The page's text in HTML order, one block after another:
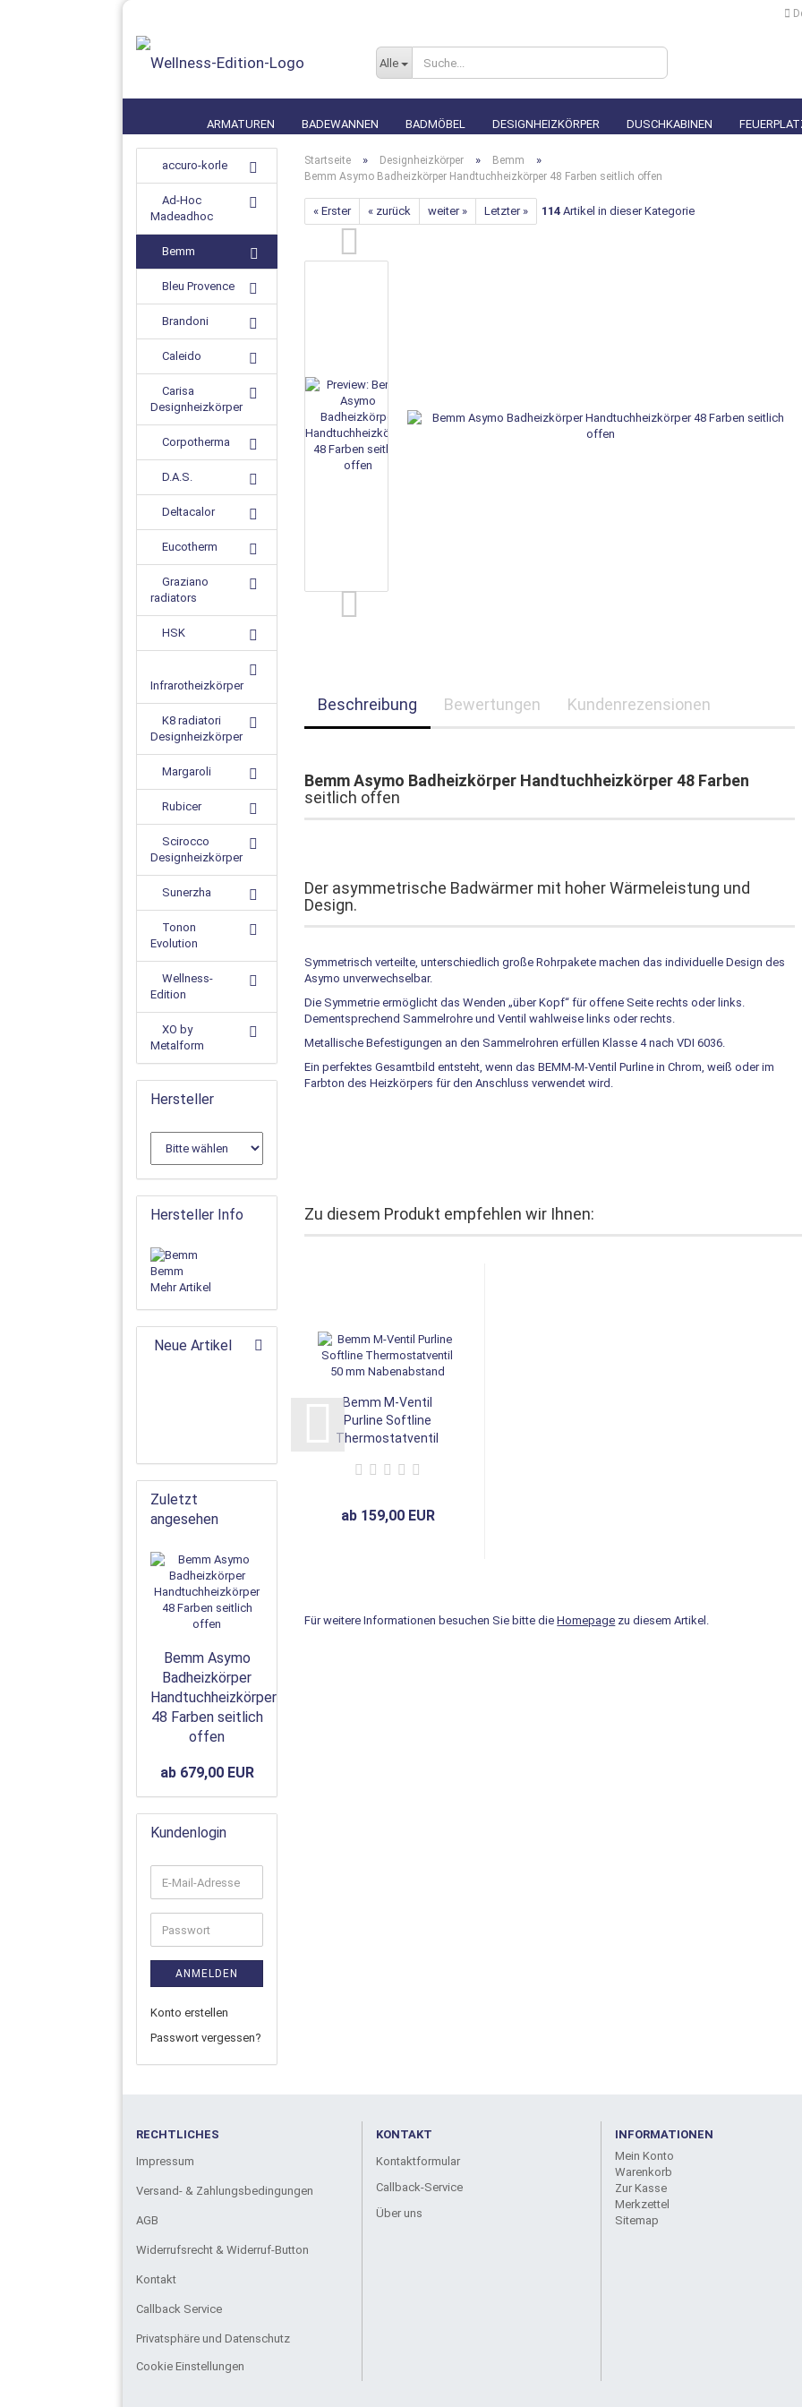
Alle
ARMATUREN BADEWANNEN BADMÖBEL DESIGNHEIZKÖRPER DUSCHKABINEN
Startseite » Designheizkörper » Bemm »
Bemm Asymo Badheizkörper Handtuchheizkörper 48 Farben seitlich offen
« Erster « zurück weiter » Letzter » 114 Artikel in dieser Kategorie
Beschreibung Bewertungen Kundenrezensionen
Bemm Asymo Badheizkörper Handtuchheizkörper 48 Farben
seitlich offen
Der asymmetrische Badwärmer mit hoher Wärmeleistung und
Design.
Symmetrisch verteilte, unterschiedlich große Rohrpakete machen das individuelle Design des
Asymo unverwechselbar.
Die Symmetrie ermöglicht das Wenden „über Kopf“ für offene Seite rechts oder links.
Dementsprechend Sammelrohre und Ventil wahlweise links oder rechts.
Metallische Befestigungen an den Sammelrohren erfüllen Klasse 4 nach VDI 6036.
Ein perfektes Gesamtbild entsteht, wenn das BEMM-M-Ventil Purline in Chrom, weiß oder im
Farbton des Heizkörpers für den Anschluss verwendet wird.
Zu diesem Produkt empfehlen wir Ihnen:
Bemm M-Ventil
Purline Softline
Thermostatventil
ab 159,00 EUR
Für weitere Informationen besuchen Sie bitte dieHomepage zu diesem Artikel.
accuro-korle
Ad-Hoc
Madeadhoc
Bemm
Bleu Provence
Brandoni
Caleido
Carisa
Designheizkörper
Corpotherma
D.A.S.
Deltacalor
Eucotherm
Graziano
radiators
HSK
Infrarotheizkörper
K8 radiatori
Designheizkörper
Margaroli
Rubicer
Scirocco
Designheizkörper
Sunerzha
Tonon
Evolution
Wellness-
Edition
XO by
Metalform
Hersteller
Hersteller Info
Bemm
Mehr Artikel
Neue Artikel
Zuletzt
angesehen
Bemm Asymo
Badheizkörper
Handtuchheizkörper
48 Farben seitlich
offen
ab 679,00 EUR
Kundenlogin
ANMELDEN
Konto erstellen
Passwort vergessen?
RECHTLICHES
Impressum
Versand- & Zahlungsbedingungen
AGB
Widerrufsrecht & Widerruf-Button
Kontakt
Callback Service
Privatsphäre und Datenschutz
Cookie Einstellungen
KONTAKT
Kontaktformular
Callback-Service
Über uns
INFORMATIONEN
Mein Konto
Warenkorb
Zur Kasse
Merkzettel
Sitemap